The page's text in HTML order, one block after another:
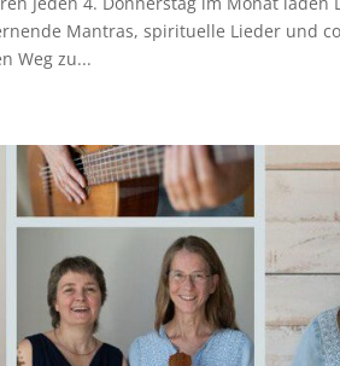
Mantras, spirituelle Lieder und
Weg zu...